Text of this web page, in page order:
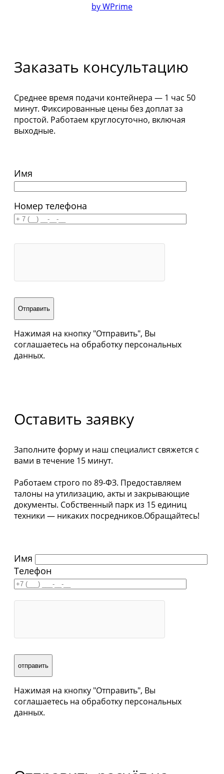
by WPrime
Заказать консультацию
Среднее время подачи контейнера — 1 час 50
минут. Фиксированные цены без доплат за
простой. Работаем круглосуточно, включая
выходные.
Имя
Номер телефона
Отправить
Нажимая на кнопку "Отправить", Вы
соглашаетесь на обработку персональных
данных.
Оставить заявку
Заполните форму и наш специалист свяжется с
вами в течение 15 минут.
Работаем строго по 89-ФЗ. Предоставляем
талоны на утилизацию, акты и закрывающие
документы. Собственный парк из 15 единиц
техники — никаких посредников.Обращайтесь!
Имя
Телефон
Нажимая на кнопку "Отправить", Вы
соглашаетесь на обработку персональных
данных.